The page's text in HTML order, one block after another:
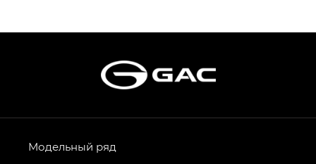
Эс Икс ПРЕМИУМ — SX PREMIUM
S7 — Эс 7 (S7) в комплектациях
Эс Икс ПРЕМИУМ — SX PREMIUM, Эс Тэ — ST
в комплектации Экс ПРЕМИУМ — EX PREMIUM
AION V — Айон Ви в комплектациях Экс — EX,
Модельный ряд